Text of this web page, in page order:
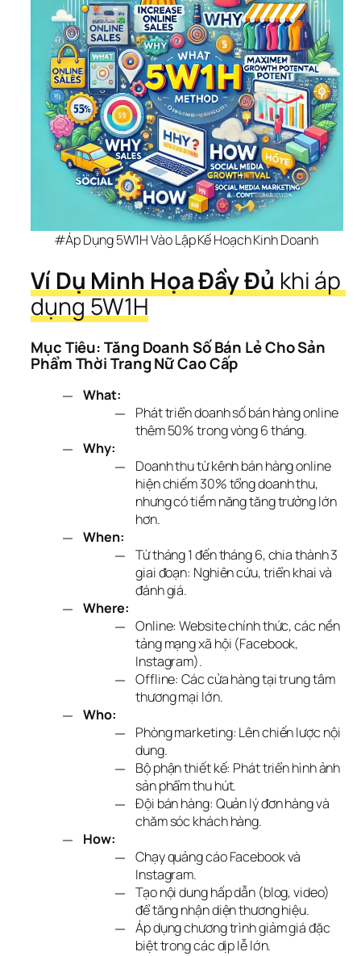
#Áp Dụng 5W1H Vào Lập Kế Hoạch Kinh Doanh
Ví Dụ Minh Họa Đầy Đủ khi áp
dụng 5W1H
Mục Tiêu: Tăng Doanh Số Bán Lẻ Cho Sản
Phẩm Thời Trang Nữ Cao Cấp
What:
Phát triển doanh số bán hàng online
thêm 50% trong vòng 6 tháng.
Why:
Doanh thu từ kênh bán hàng online
hiện chiếm 30% tổng doanh thu,
nhưng có tiềm năng tăng trưởng lớn
hơn.
When:
Từ tháng 1 đến tháng 6, chia thành 3
giai đoạn: Nghiên cứu, triển khai và
đánh giá.
Where:
Online: Website chính thức, các nền
tảng mạng xã hội (Facebook,
Instagram).
Offline: Các cửa hàng tại trung tâm
thương mại lớn.
Who:
Phòng marketing: Lên chiến lược nội
dung.
Bộ phận thiết kế: Phát triển hình ảnh
sản phẩm thu hút.
Đội bán hàng: Quản lý đơn hàng và
chăm sóc khách hàng.
How:
Chạy quảng cáo Facebook và
Instagram.
Tạo nội dung hấp dẫn (blog, video)
để tăng nhận diện thương hiệu.
Áp dụng chương trình giảm giá đặc
biệt trong các dịp lễ lớn.